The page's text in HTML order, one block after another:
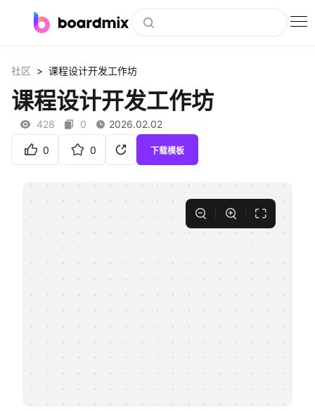
社区资源
下载
支持
知识分享社区
社区 > 课程设计开发工作坊
课程设计开发工作坊
428 0 2026.02.02
0 0 下载模板